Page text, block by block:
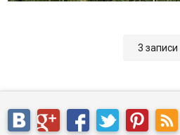
3 записи